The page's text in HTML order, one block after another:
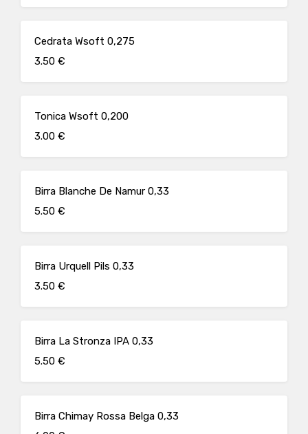
Cedrata Wsoft 0,275
3.50 €
Tonica Wsoft 0,200
3.00 €
Birra Blanche De Namur 0,33
5.50 €
Birra Urquell Pils 0,33
3.50 €
Birra La Stronza IPA 0,33
5.50 €
Birra Chimay Rossa Belga 0,33